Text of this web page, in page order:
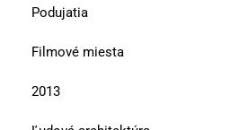
Podujatia
Filmové miesta
2013